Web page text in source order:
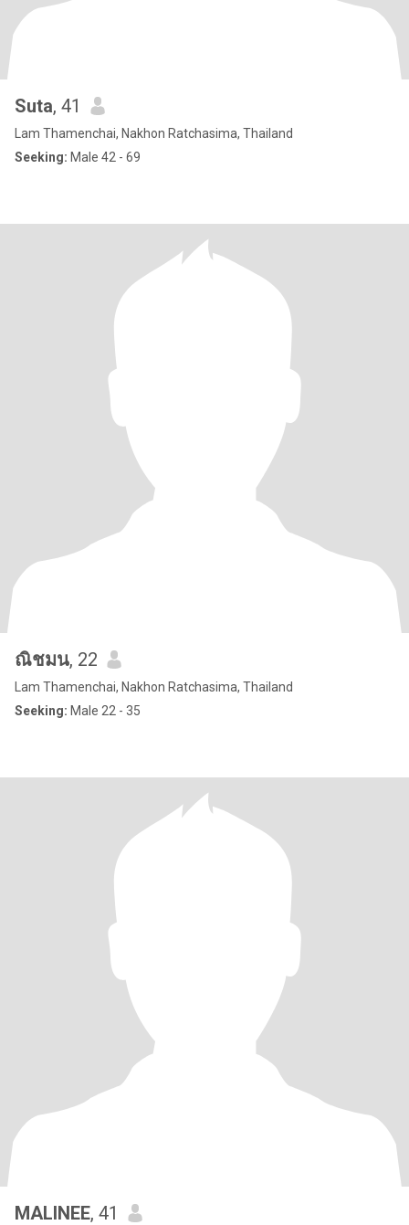
Suta, 41
Lam Thamenchai, Nakhon Ratchasima, Thailand
Seeking: Male 42 - 69
ณิชมน, 22
Lam Thamenchai, Nakhon Ratchasima, Thailand
Seeking: Male 22 - 35
MALINEE, 41